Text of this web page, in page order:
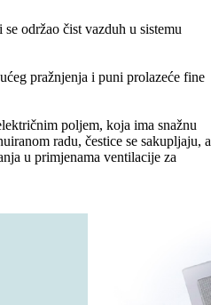
održao čist vazduh u sistemu
pražnjenja i puni prolazeće fine
poljem, koja ima snažnu
radu, čestice se sakupljaju, a
u primjenama ventilacije za